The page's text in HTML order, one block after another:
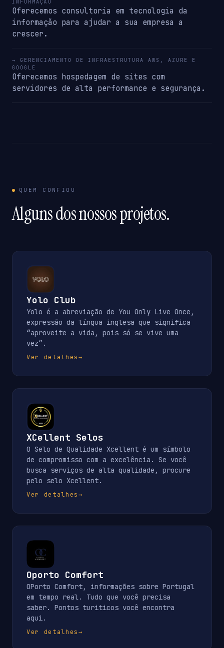
INFORMAÇÃO
Oferecemos consultoria em tecnologia da
informação para ajudar a sua empresa a
crescer.
→ GERENCIAMENTO DE INFRAESTRUTURA AWS, AZURE E
GOOGLE
Oferecemos hospedagem de sites com
servidores de alta performance e segurança.
QUEM CONFIOU
Alguns dos nossos projetos.
Yolo Club
Yolo é a abreviação de You Only Live Once,
expressão da língua inglesa que significa
“aproveite a vida, pois só se vive uma
vez”.
Ver detalhes→
XCellent Selos
O Selo de Qualidade Xcellent é um símbolo
de compromisso com a excelência. Se você
busca serviços de alta qualidade, procure
pelo selo Xcellent.
Ver detalhes→
Oporto Comfort
OPorto Comfort, informações sobre Portugal
em tempo real. Tudo que você precisa
saber. Pontos turiticos você encontra
aqui.
Ver detalhes→